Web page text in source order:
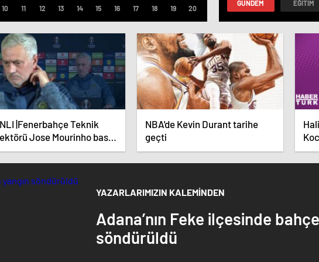
GÜNDEM EĞITIM
|Fenerbahçe Teknik
Jose Mourinho basın
düzenliyor
NBA'de Kevin Durant tarihe
geçti
YAZARLARIMIZIN KALEMİNDEN
Adana’nın Feke ilçesinde
söndürüldü